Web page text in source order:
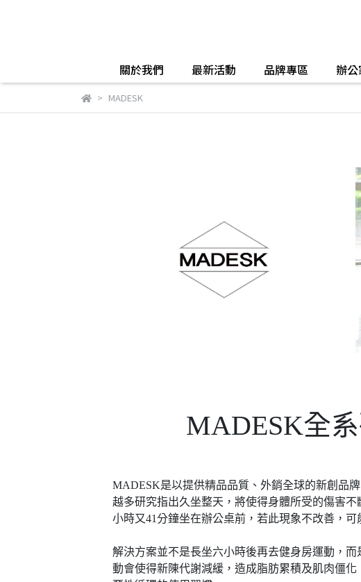
關於我們 最新活動 品牌專區 辦
MADESK
MADESK全
MADESK是以提供精品品質、外銷全球的新創品
越多研究指出久坐整天，將使得身體所受的傷害
小時又41分鐘坐在辦公桌前，若此現象不改善，
解決方案並不是長坐六小時後再去健身房運動，
動會使得新陳代謝減緩，造成脂肪累積及肌肉僵化